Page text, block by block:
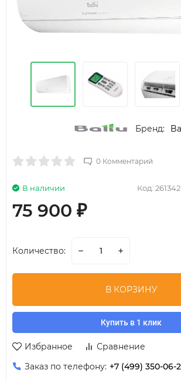
Бренд:
0 Комментарий
Код: 261342
В наличии
75 900 ₽
Количество:
В КОРЗИНУ
Купить в 1 клик
Избранное
Сравнение
Заказ по телефону: +7 (499) 350-06-